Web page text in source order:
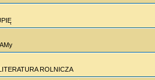
ROLNICZA